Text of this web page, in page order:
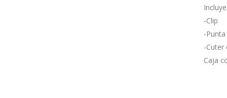
Incluye:
-Clip
-
-Cuter
Caja